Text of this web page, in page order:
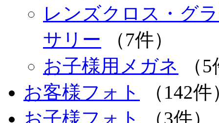
レンズクロス・グ
サリー （7件）
お子様用メガネ
（
お客様フォト
（142件
お子様フォト
（3件）